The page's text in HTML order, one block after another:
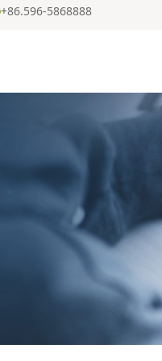
+86.596-5868888